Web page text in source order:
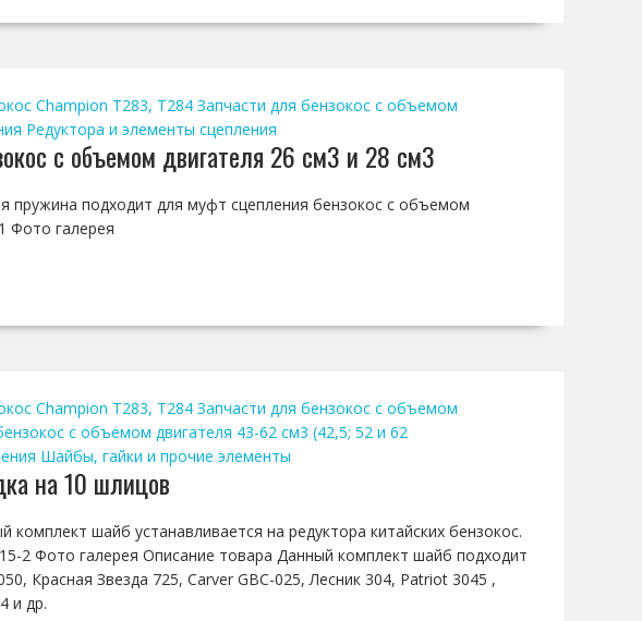
Champion T283, T284 Запчасти для бензокос с объемом
Редуктора и элементы сцепления
с объемом двигателя 26 см3 и 28 см3
пружина подходит для муфт сцепления бензокос с объемом
Фото галерея
Champion T283, T284 Запчасти для бензокос с объемом
с объемом двигателя 43-62 см3 (42,5; 52 и 62
Шайбы, гайки и прочие элементы
на 10 шлицов
комплект шайб устанавливается на редуктора китайских бензокос.
2 Фото галерея Описание товара Данный комплект шайб подходит
Красная Звезда 725, Carver GBC-025, Лесник 304, Patriot 3045 ,
и др.